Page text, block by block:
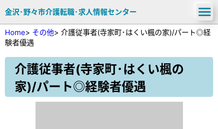
金沢･野々市介護転職･求人情報センター
Home> その他> 介護従事者(寺家町･はくい楓の家)/パート◎経
験者優遇
介護従事者(寺家町･はくい楓の
家)/パート◎経験者優遇